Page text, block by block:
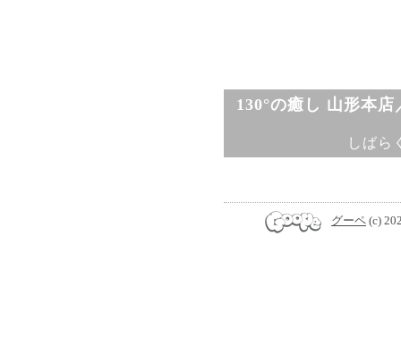
130°の癒し 山形本
しばら
グーペ (c)